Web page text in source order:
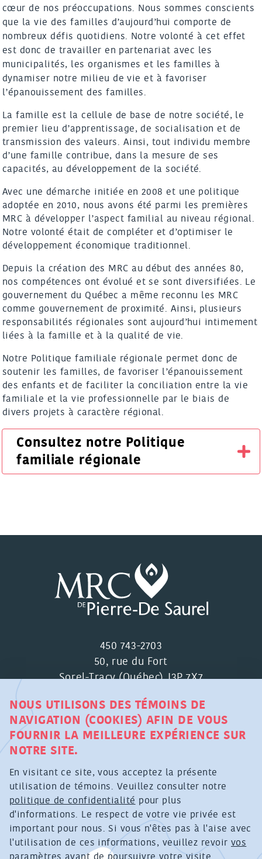
cœur de nos préoccupations. Nous sommes conscients
que la vie des familles d’aujourd’hui comporte de
nombreux défis quotidiens. Notre volonté à cet effet
est donc de travailler en partenariat avec les
municipalités, les organismes et les familles à
dynamiser notre milieu de vie et à favoriser
l’épanouissement des familles.
La famille est la cellule de base de notre société, le
premier lieu d’apprentissage, de socialisation et de
transmission des valeurs. Ainsi, tout individu membre
d’une famille contribue, dans la mesure de ses
capacités, au développement de la société.
Avec une démarche initiée en 2008 et une politique
adoptée en 2010, nous avons été parmi les premières
MRC à développer l’aspect familial au niveau régional.
Notre volonté était de compléter et d’optimiser le
développement économique traditionnel.
Depuis la création des MRC au début des années 80,
nos compétences ont évolué et se sont diversifiées. Le
gouvernement du Québec a même reconnu les MRC
comme gouvernement de proximité. Ainsi, plusieurs
responsabilités régionales sont aujourd’hui intimement
liées à la famille et à la qualité de vie.
Notre Politique familiale régionale permet donc de
soutenir les familles, de favoriser l’épanouissement
des enfants et de faciliter la conciliation entre la vie
familiale et la vie professionnelle par le biais de
divers projets à caractère régional.
Consultez notre Politique
familiale régionale
450 743-2703
50, rue du Fort
Sorel-Tracy (Québec) J3P 7X7
TOUS DROITS RÉSERVÉS
POLITIQUE DE CONFIDENTIALITÉ RELATIVE À LA
COLLECTE DE RENSEIGNEMENTS PERSONNELS
PAR MOYEN TECHNOLOGIQUE
NOUS UTILISONS DES TÉMOINS DE
NAVIGATION (COOKIES) AFIN DE VOUS
FOURNIR LA MEILLEURE EXPÉRIENCE SUR
NOTRE SITE.
En visitant ce site, vous acceptez la présente
utilisation de témoins. Veuillez consulter notre
politique de confidentialité pour plus
d'informations. Le respect de votre vie privée est
important pour nous. Si vous n'êtes pas à l'aise avec
l'utilisation de ces informations, veuillez revoir vos
paramètres avant de poursuivre votre visite.